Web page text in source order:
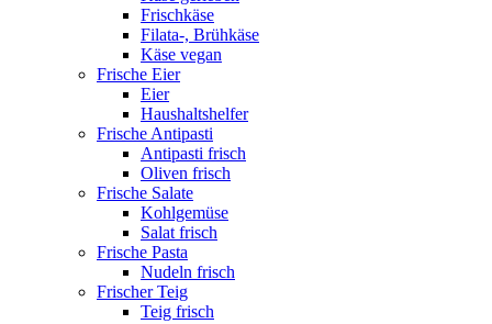
Frischkäse
Filata-, Brühkäse
Käse vegan
Frische Eier
Eier
Haushaltshelfer
Frische Antipasti
Antipasti frisch
Oliven frisch
Frische Salate
Kohlgemüse
Salat frisch
Frische Pasta
Nudeln frisch
Frischer Teig
Teig frisch